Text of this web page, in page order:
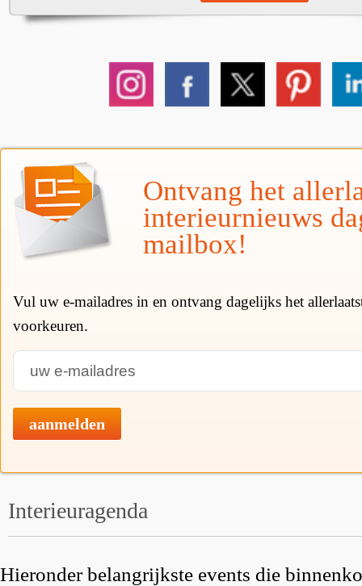
Ontvang het
interieurnieuws
mailbox!
Vul uw e-mailadres in en ontvang dagelijks het
voorkeuren.
aanmelden
Interieuragenda
Hieronder belangrijkste events die